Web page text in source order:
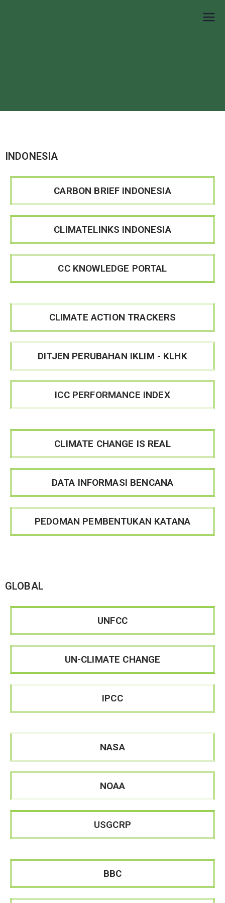
INDONESIA
CARBON BRIEF INDONESIA
CLIMATELINKS INDONESIA
CC KNOWLEDGE PORTAL
CLIMATE ACTION TRACKERS
DITJEN PERUBAHAN IKLIM - KLHK
ICC PERFORMANCE INDEX
CLIMATE CHANGE IS REAL
DATA INFORMASI BENCANA
PEDOMAN PEMBENTUKAN KATANA
GLOBAL
UNFCC
UN-CLIMATE CHANGE
IPCC
NASA
NOAA
USGCRP
BBC